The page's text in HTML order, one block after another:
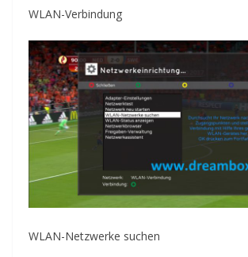
WLAN-Verbindung
WLAN-Netzwerke suchen